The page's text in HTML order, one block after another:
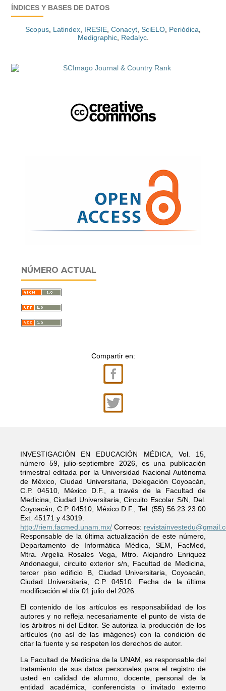
ÍNDICES Y BASES DE DATOS
Scopus, Latindex, IRESIE, Conacyt, SciELO, Periódica,
Medigraphic, Redalyc.
NÚMERO ACTUAL
Compartir en:
INVESTIGACIÓN EN EDUCACIÓN MÉDICA, Vol. 15,
número 59, julio-septiembre 2026, es una publicación
trimestral editada por la Universidad Nacional Autónoma
de México, Ciudad Universitaria, Delegación Coyoacán,
C.P. 04510, México D.F., a través de la Facultad de
Medicina, Ciudad Universitaria, Circuito Escolar S/N, Del.
Coyoacán, C.P. 04510, México D.F., Tel. (55) 56 23 23 00
Ext. 45171 y 43019.
http://riem.facmed.unam.mx/ Correos:
Responsable de la última actualización de este número,
Departamento de Informática Médica, SEM, FacMed,
Mtra. Argelia Rosales Vega, Mtro. Alejandro Enriquez
Andonaegui, circuito exterior s/n, Facultad de Medicina,
tercer piso edificio B, Ciudad Universitaria, Coyoacán,
Ciudad Universitaria, C.P. 04510. Fecha de la última
modificación el día 01 julio del 2026.
El contenido de los artículos es responsabilidad de los
autores y no refleja necesariamente el punto de vista de
los árbitros ni del Editor. Se autoriza la producción de los
artículos (no así de las imágenes) con la condición de
citar la fuente y se respeten los derechos de autor.
La Facultad de Medicina de la UNAM, es responsable del
tratamiento de sus datos personales para el registro de
usted en calidad de alumno, docente, personal de la
entidad académica, conferencista o invitado externo